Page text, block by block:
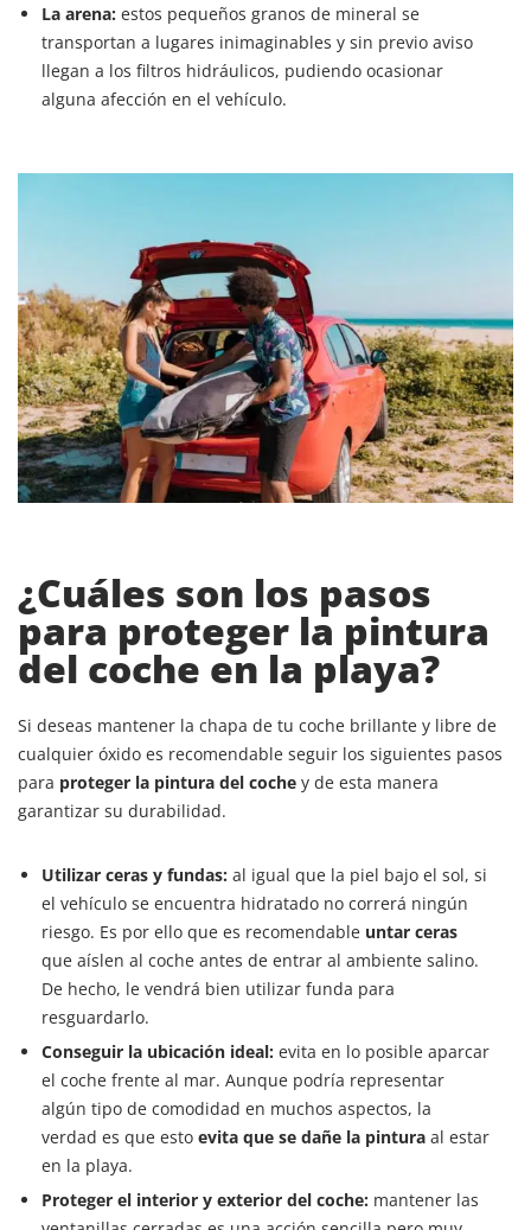
La arena: estos pequeños granos de mineral se
transportan a lugares inimaginables y sin previo aviso
llegan a los filtros hidráulicos, pudiendo ocasionar
alguna afección en el vehículo.
¿Cuáles son los pasos
para proteger la pintura
del coche en la playa?
Si deseas mantener la chapa de tu coche brillante y libre de
cualquier óxido es recomendable seguir los siguientes pasos
para proteger la pintura del coche y de esta manera
garantizar su durabilidad.
Utilizar ceras y fundas: al igual que la piel bajo el sol, si
el vehículo se encuentra hidratado no correrá ningún
riesgo. Es por ello que es recomendable untar ceras
que aíslen al coche antes de entrar al ambiente salino.
De hecho, le vendrá bien utilizar funda para
resguardarlo.
Conseguir la ubicación ideal: evita en lo posible aparcar
el coche frente al mar. Aunque podría representar
algún tipo de comodidad en muchos aspectos, la
verdad es que esto evita que se dañe la pintura al estar
en la playa.
Proteger el interior y exterior del coche: mantener las